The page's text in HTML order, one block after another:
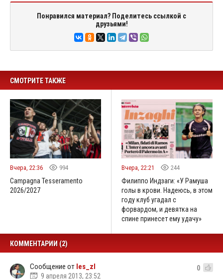
Понравился материал? Поделитесь ссылкой с
друзьями!
СМОТРИТЕ ТАКЖЕ
Вчера, 22:36 994
Campagna Tesseramento
2026/2027
Вчера, 22:21 244
Филиппо Индзаги: «У Рамуша
голы в крови. Надеюсь, в этом
году клуб угадал с
форвардом, и девятка на
спине принесет ему удачу»
КОММЕНТАРИИ (2)
Сообщение от les_zl
9 апреля 2013, 23:52
0